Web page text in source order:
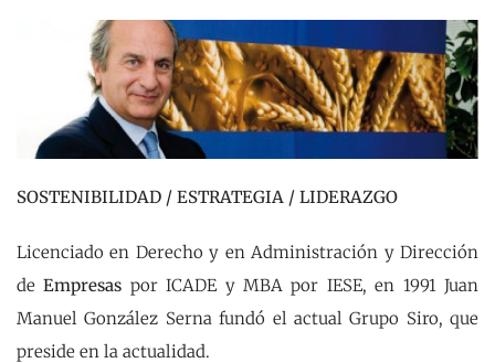
SOSTENIBILIDAD / ESTRATEGIA / LIDERAZGO
Licenciado en Derecho y en Administración y Dirección
deEmpresas por ICADE y MBA por IESE, en 1991 Juan
Manuel González Serna fundó el actual Grupo Siro, que
preside en la actualidad.